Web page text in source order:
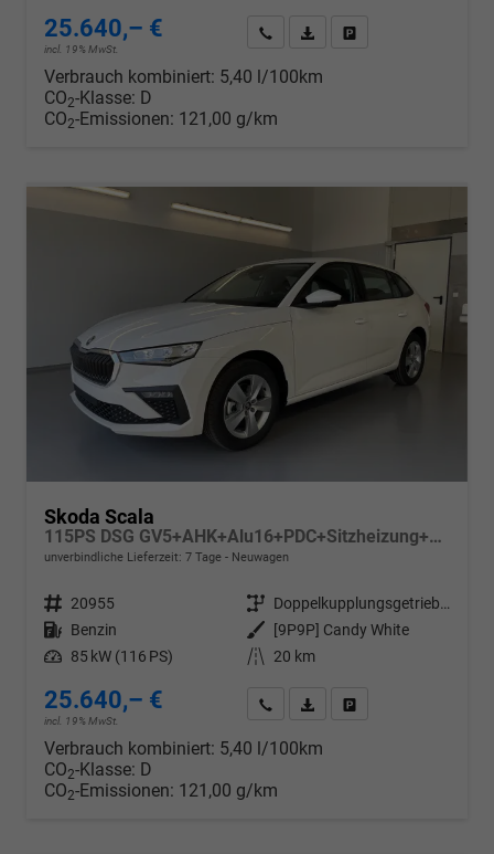
25.640,– €
incl. 19% MwSt.
Wir rufen Sie anPDF-Datei, Fahrzeugexposé
Verbrauch kombiniert: 5,40 l/100km
CO2-Klasse: D
CO2-Emissionen: 121,00 g/km
Skoda Scala
115PS DSG GV5+AHK+Alu16+PDC+Sitzheizung+App-Connect
unverbindliche Lieferzeit: 7 Tage Neuwagen
Fahrzeugnr. 20955 Getriebe
Doppelkupplungsgetriebe (DSG)
Kraftstoff Benzin Außenfarbe
[9P9P] Candy White
Leistung 85 kW (116 PS) Kilometerstand 20 km
25.640,– €
incl. 19% MwSt.
Wir rufen Sie anPDF-Datei, Fahrzeugexposé
Verbrauch kombiniert: 5,40 l/100km
CO2-Klasse: D
CO2-Emissionen: 121,00 g/km